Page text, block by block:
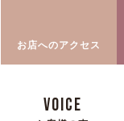
お店へのアクセス
VOICE